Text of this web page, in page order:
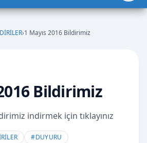
›1 Mayıs 2016 Bildirimiz
Bildirimiz
indirmek için tıklayınız
#DUYURU